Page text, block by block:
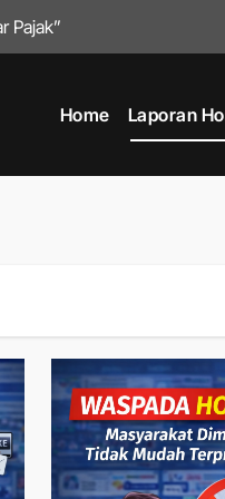
Pajak”
Kendaraan
Kenaikan Pajak Kendaraan
Kepala
/ Pesanan Fiktif
Gubernur Jawa
Home Laporan